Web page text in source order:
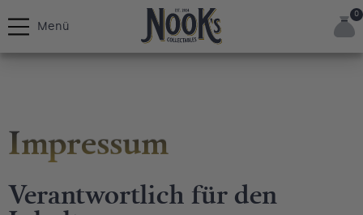
0
Menü
Impressum
Verantwortlich für den